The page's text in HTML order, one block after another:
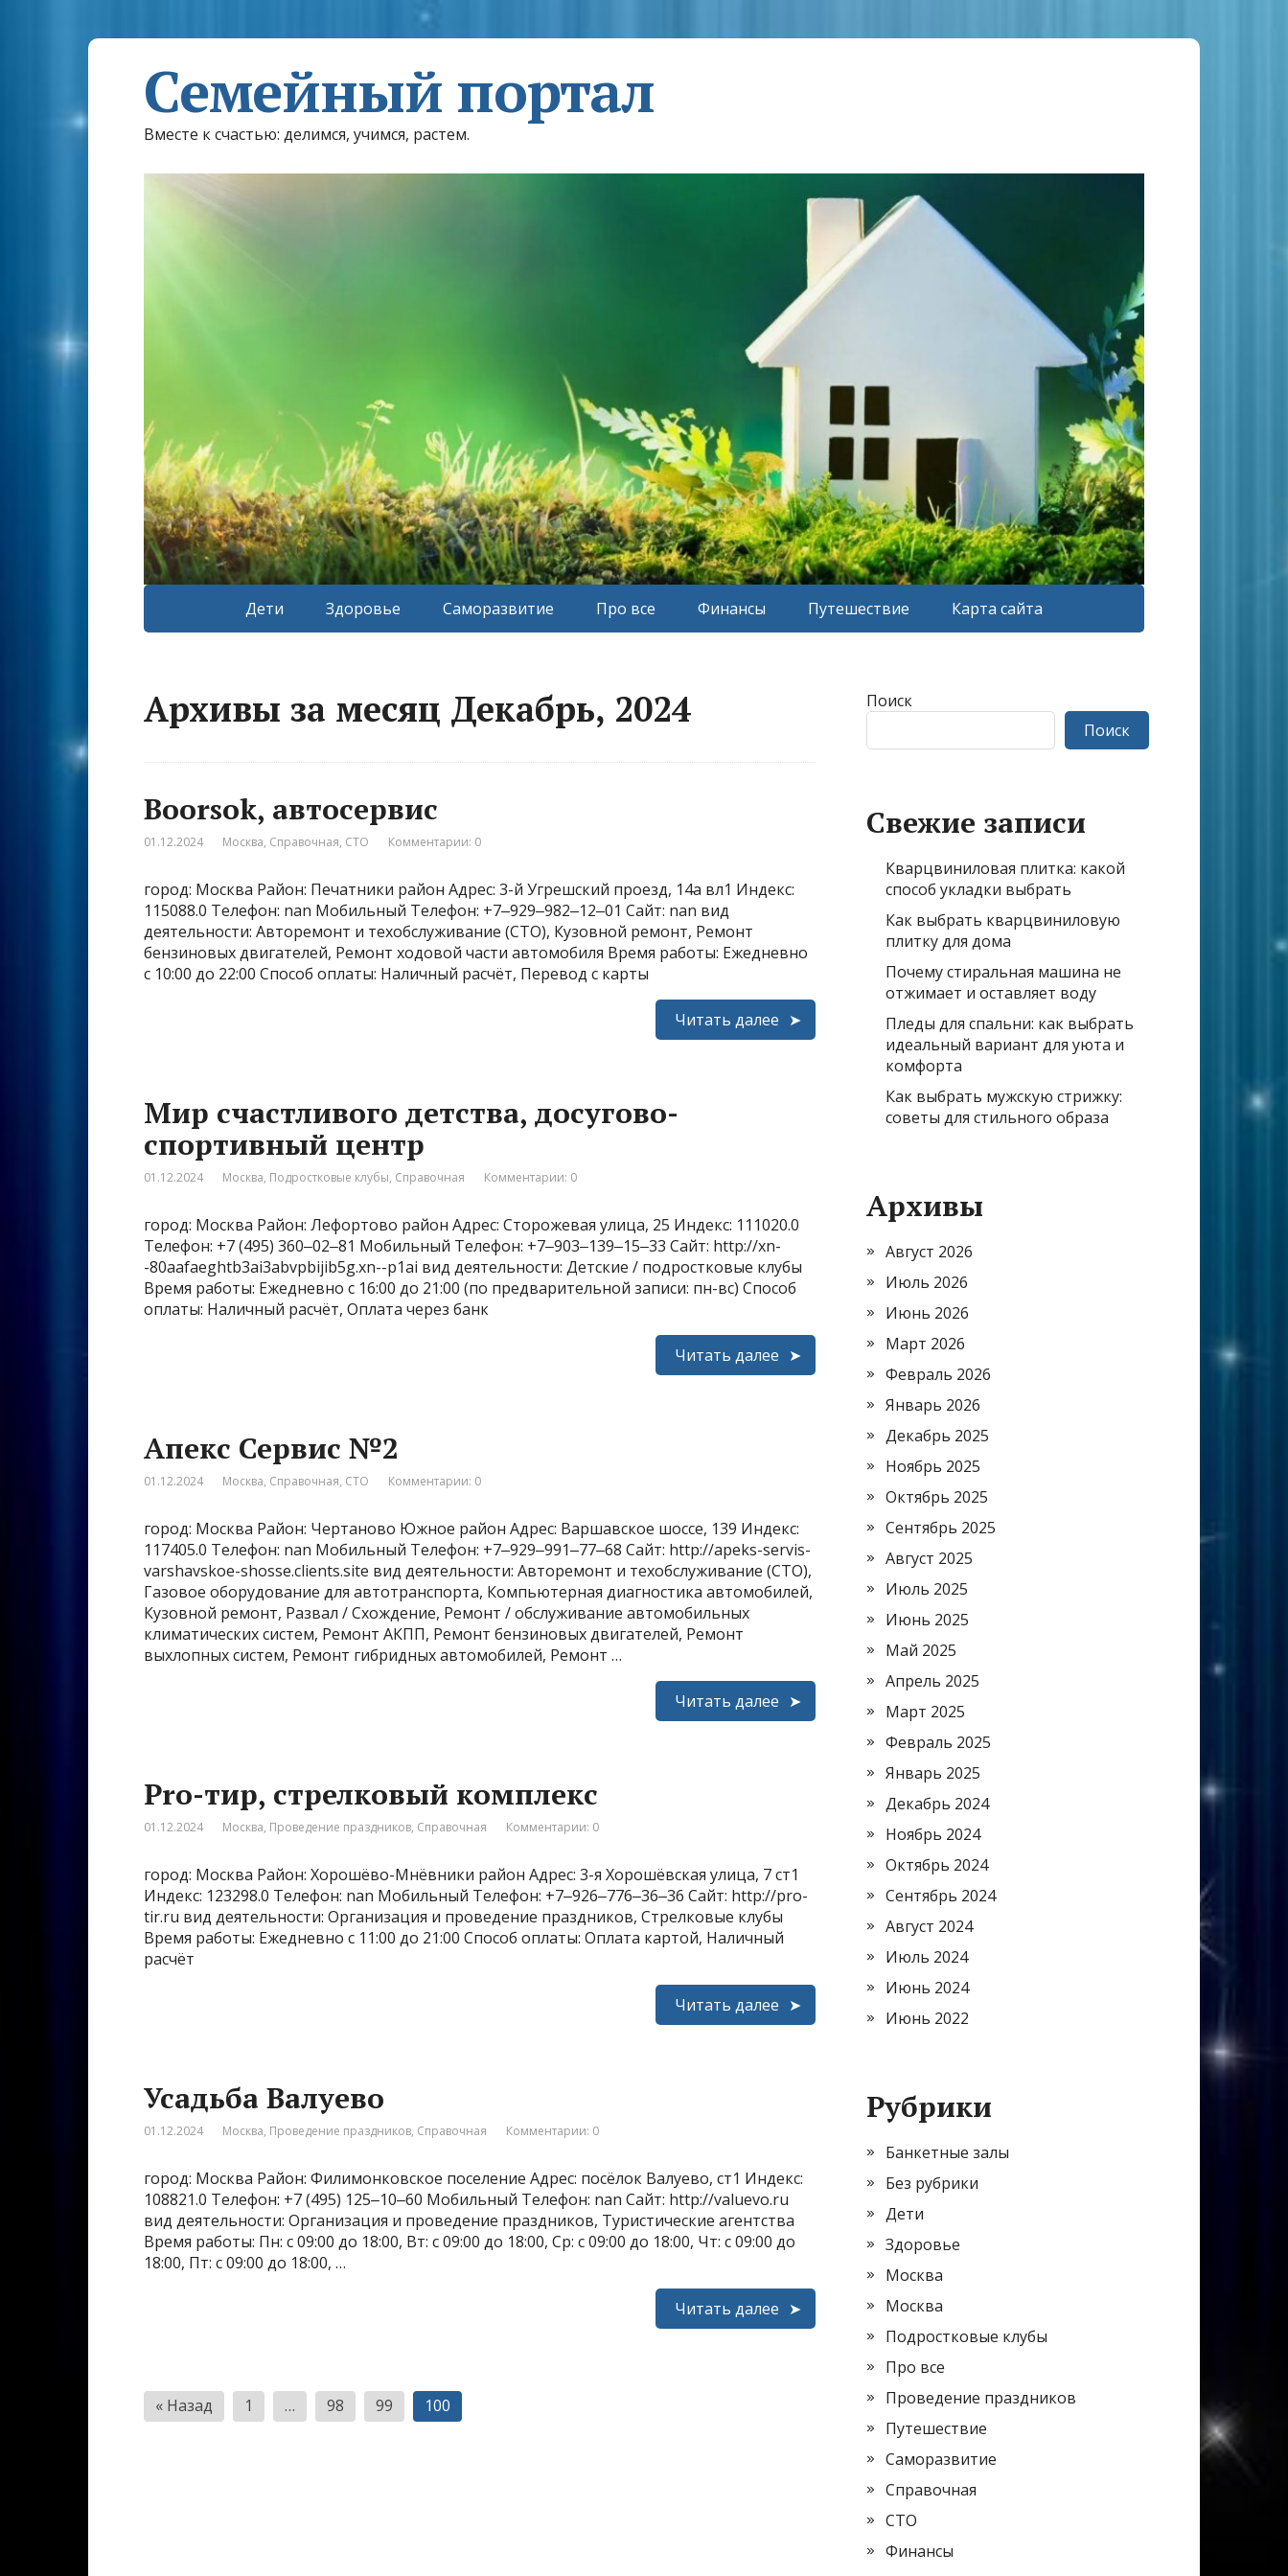
Семейный портал
Вместе к счастью: делимся, учимся, растем.
Дети Здоровье Саморазвитие Про все Финансы Путешествие Карта сайта
Архивы за месяц Декабрь, 2024
Boorsok, автосервис
01.12.2024 Москва, Справочная, СТО Комментарии: 0
город: Москва Район: Печатники район Адрес: 3-й Угрешский проезд, 14а вл1 Индекс:
115088.0 Телефон: nan Мобильный Телефон: +7‒929‒982‒12‒01 Сайт: nan вид
деятельности: Авторемонт и техобслуживание (СТО), Кузовной ремонт, Ремонт
бензиновых двигателей, Ремонт ходовой части автомобиля Время работы: Ежедневно
с 10:00 до 22:00 Способ оплаты: Наличный расчёт, Перевод с карты
Читать далее
Мир счастливого детства, досугово-
спортивный центр
01.12.2024 Москва, Подростковые клубы, Справочная Комментарии: 0
город: Москва Район: Лефортово район Адрес: Сторожевая улица, 25 Индекс: 111020.0
Телефон: +7 (495) 360‒02‒81 Мобильный Телефон: +7‒903‒139‒15‒33 Сайт: http://xn-
-80aafaeghtb3ai3abvpbijib5g.xn--p1ai вид деятельности: Детские / подростковые клубы
Время работы: Ежедневно с 16:00 до 21:00 (по предварительной записи: пн-вс) Способ
оплаты: Наличный расчёт, Оплата через банк
Читать далее
Апекс Сервис №2
01.12.2024 Москва, Справочная, СТО Комментарии: 0
город: Москва Район: Чертаново Южное район Адрес: Варшавское шоссе, 139 Индекс:
117405.0 Телефон: nan Мобильный Телефон: +7‒929‒991‒77‒68 Сайт: http://apeks-servis-
varshavskoe-shosse.clients.site вид деятельности: Авторемонт и техобслуживание (СТО),
Газовое оборудование для автотранспорта, Компьютерная диагностика автомобилей,
Кузовной ремонт, Развал / Схождение, Ремонт / обслуживание автомобильных
климатических систем, Ремонт АКПП, Ремонт бензиновых двигателей, Ремонт
выхлопных систем, Ремонт гибридных автомобилей, Ремонт …
Читать далее
Pro-тир, стрелковый комплекс
01.12.2024 Москва, Проведение праздников, Справочная Комментарии: 0
город: Москва Район: Хорошёво-Мнёвники район Адрес: 3-я Хорошёвская улица, 7 ст1
Индекс: 123298.0 Телефон: nan Мобильный Телефон: +7‒926‒776‒36‒36 Сайт: http://pro-
tir.ru вид деятельности: Организация и проведение праздников, Стрелковые клубы
Время работы: Ежедневно с 11:00 до 21:00 Способ оплаты: Оплата картой, Наличный
расчёт
Читать далее
Усадьба Валуево
01.12.2024 Москва, Проведение праздников, Справочная Комментарии: 0
город: Москва Район: Филимонковское поселение Адрес: посёлок Валуево, ст1 Индекс:
108821.0 Телефон: +7 (495) 125‒10‒60 Мобильный Телефон: nan Сайт: http://valuevo.ru
вид деятельности: Организация и проведение праздников, Туристические агентства
Время работы: Пн: с 09:00 до 18:00, Вт: с 09:00 до 18:00, Ср: с 09:00 до 18:00, Чт: с 09:00 до
18:00, Пт: с 09:00 до 18:00, …
Читать далее
Пагинация
записей
« Назад 1 … 98 99 100
Поиск
Поиск
Свежие записи
Кварцвиниловая плитка: какой
способ укладки выбрать
Как выбрать кварцвиниловую
плитку для дома
Почему стиральная машина не
отжимает и оставляет воду
Пледы для спальни: как выбрать
идеальный вариант для уюта и
комфорта
Как выбрать мужскую стрижку:
советы для стильного образа
Архивы
Август 2026
Июль 2026
Июнь 2026
Март 2026
Февраль 2026
Январь 2026
Декабрь 2025
Ноябрь 2025
Октябрь 2025
Сентябрь 2025
Август 2025
Июль 2025
Июнь 2025
Май 2025
Апрель 2025
Март 2025
Февраль 2025
Январь 2025
Декабрь 2024
Ноябрь 2024
Октябрь 2024
Сентябрь 2024
Август 2024
Июль 2024
Июнь 2024
Июнь 2022
Рубрики
Банкетные залы
Без рубрики
Дети
Здоровье
Москва
Москва
Подростковые клубы
Про все
Проведение праздников
Путешествие
Саморазвитие
Справочная
СТО
Финансы